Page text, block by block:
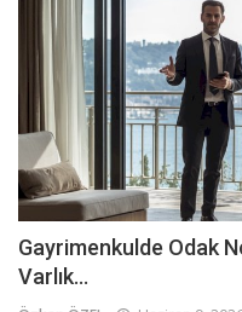
Gayrimenkulde Odak
Varlık...